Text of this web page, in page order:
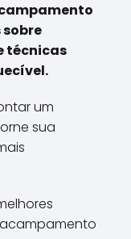
técnicas
um
sua